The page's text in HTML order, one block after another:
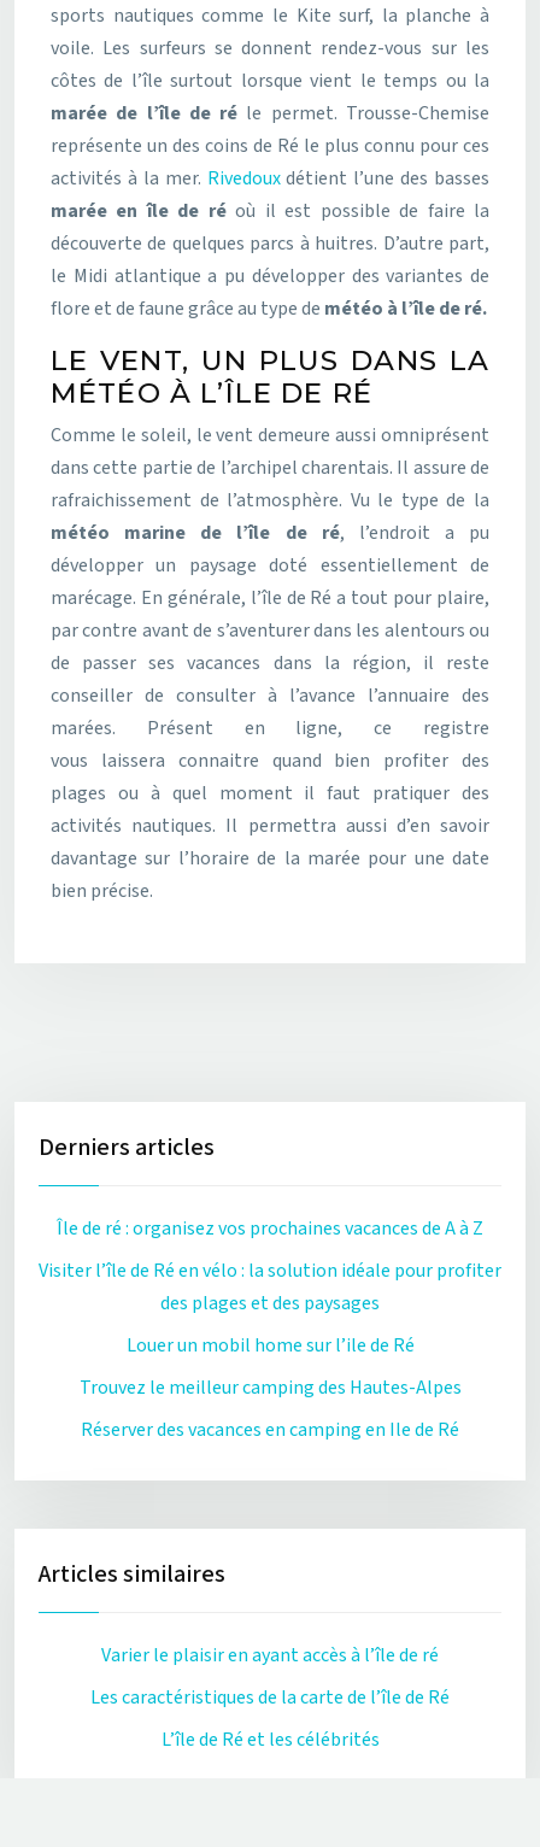
sports nautiques comme le Kite surf, la planche à
voile. Les surfeurs se donnent rendez-vous sur les
côtes de l’île surtout lorsque vient le temps ou la
marée de l’île de ré le permet. Trousse-Chemise
représente un des coins de Ré le plus connu pour ces
activités à la mer. Rivedouxdétient l’une des basses
marée en île de réoù il est possible de faire la
découverte de quelques parcs à huitres. D’autre part,
le Midi atlantique a pu développer des variantes de
flore et de faune grâce au type de météo à l’île de ré.
LE VENT, UN PLUS DANS LA
MÉTÉO À L’ÎLE DE RÉ
Comme le soleil, le vent demeure aussi omniprésent
dans cette partie de l’archipel charentais. Il assure de
rafraichissement de l’atmosphère. Vu le type de la
météo marine de l’île de
ré, l’endroit a pu
développer un paysage doté essentiellement de
marécage. En générale, l’île de Ré a tout pour plaire,
par contre avant de s’aventurer dans les alentours ou
de passer ses vacances dans la région, il reste
conseiller de consulter à l’avance l’annuaire des
marées. Présent en ligne, ce registre
vous laissera connaitre quand bien profiter des
plages ou à quel moment il faut pratiquer des
activités nautiques. Il permettra aussi d’en savoir
davantage sur l’horaire de la marée pour une date
bien précise.
Derniers articles
Île de ré : organisez vos prochaines vacances de A à Z
Visiter l’île de Ré en vélo : la solution idéale pour profiter
des plages et des paysages
Louer un mobil home sur l’ile de Ré
Trouvez le meilleur camping des Hautes-Alpes
Réserver des vacances en camping en Ile de Ré
Articles similaires
Varier le plaisir en ayant accès à l’île de ré
Les caractéristiques de la carte de l’île de Ré
L’île de Ré et les célébrités